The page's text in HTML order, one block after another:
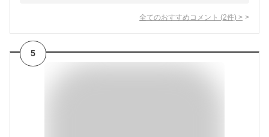
全てのおすすめコメント (2件) >
5